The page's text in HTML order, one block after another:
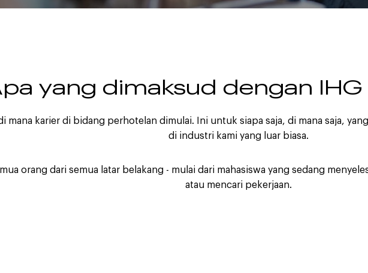
yang dimaksud dengan
mana karier di bidang perhotelan dimulai. Ini untuk siapa saja, di mana saja,
di industri kami yang luar biasa.
orang dari semua latar belakang - mulai dari mahasiswa yang sedang
atau mencari pekerjaan.